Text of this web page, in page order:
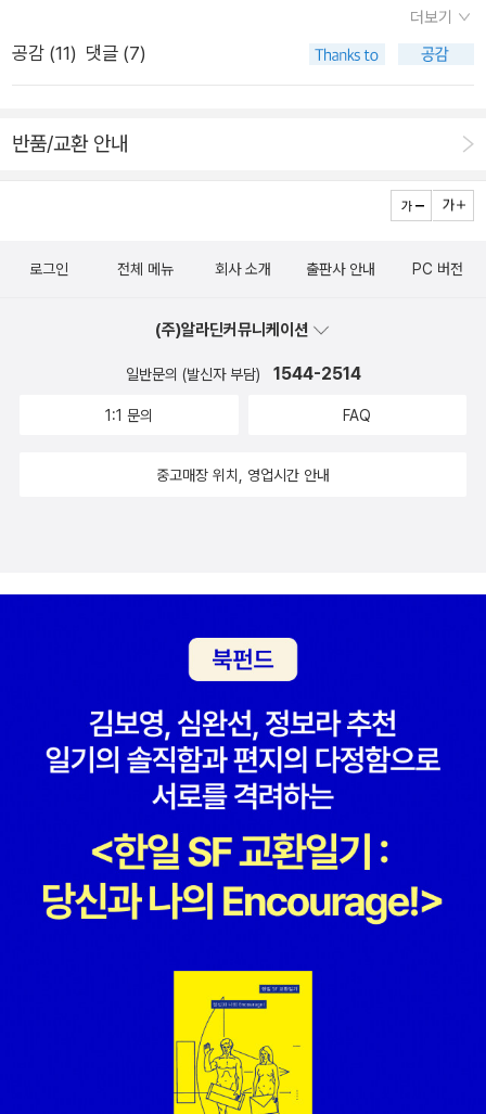
을 빠른 속도로 무심히 지나쳐버리는 특급 열차처럼.... 사내는 그
열차를 세울 수도 탈 수도 없다는 것을 잘 알고 있다. 그러면서도
것. 그것이 바로 삶이라는 생각. 뒤안에는 바람 소리 어둠 잃어
하는 나. 그 밤 호롱불을 밝히고 : 전쟁 당시 소개령이 내려진 무
아든 아낙. 홀로 불을 밝히는 외딴집이 자신의 집이라는 알고 산
도둑 그물 수박촌 사람들
진 않았지만 그녀들의 눈속에 빛나는 달님을 보았다. 달무리까
지 아름다운 밤을 더했다~~ 강물에 비친 달빛도 사람들 마음
날의 이야기를 무한 반복한다. 봄날 5권으로 80년 5월 광주의 다
숭이의 꽃신', '우동 한 그릇', '마루타', '돌베게'(이건 중3때 선생님
이 빌려주셨었다.) 등등 제대로 기억하는 건 없지만 하여튼 그랬
떠졌던 것 같다.그리고 직장생활을 하면서 아리랑, 봄날같은 책을
읽었다. 봄날을 쓰신 임철우 교수님은 은사님이기도 하다. 그분의
팬이기도 했고 그분의 소설을 좋아했던터라 그분의 수업을 많이
분이 이런 얘길 했었다.80년 광주에서 살아나온 사람들은 부끄
는 그곳에서 도망쳐나왔다. 살아있다는게 너무도 부끄러웠다. 그
런 생각이 들어서 도저히 살 수가 없었단다. 그때부터 글을 써야
겠다고 생각하셨단다. 그때의 이야기를 밖으로 내어서 이야기해
좋았다.그게 살아있는 사람의 도리라고 생각하는 분들이 있기에
에게 해명을 하려고 한다. 나만이 아니라, 분명 우리 주위의 모든
실을 알릴 것이라고 생각한다.그러니까 우리는 모두 잘 살아야 한
야하니까 말이다.
더보기
공감 (11) 댓글 (7)
반품/교환 안내
로그인 전체 메뉴 회사 소개 출판사 안내 PC 버전
(주)알라딘커뮤니케이션
일반문의 (발신자 부담) 1544-2514
1:1 문의 FAQ
중고매장 위치, 영업시간 안내